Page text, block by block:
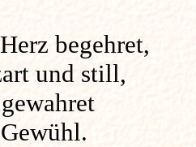
begehret,
und still,